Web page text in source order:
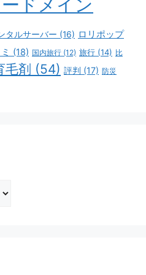
ドメイン
タルサーバー (16) ロリポップ
(18) 国内旅行 (12) 旅行 (14) 比
毛剤 (54) 評判 (17) 防災